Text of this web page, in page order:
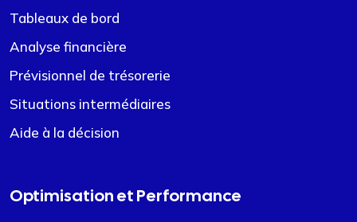
Tableaux de bord
Analyse financière
Prévisionnel de trésorerie
Situations intermédiaires
Aide à la décision
Optimisation et Performance